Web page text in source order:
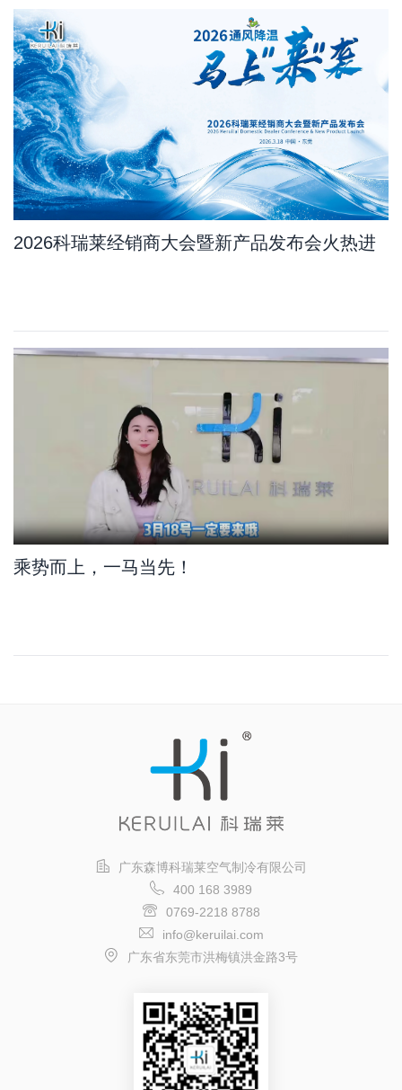
2026科瑞莱经销商大会暨新产品发布会火热进
乘势而上，一马当先！
广东森博科瑞莱空气制冷有限公司
400 168 3989
0769-2218 8788
info@keruilai.com
广东省东莞市洪梅镇洪金路3号